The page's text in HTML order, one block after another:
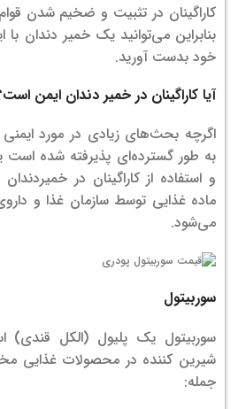
کاراگینان در تثبیت و ضخیم شدن
بنابراین می‌توانید یک خمیر دندان
خود بدست آورید.
آیا کاراگینان در خمیر دندان ایمن
اگرچه بحث‌های زیادی در مورد ایمنی
به طور گسترده‌ای پذیرفته شده
و استفاده از کاراگینان در
ماده غذایی توسط سازمان غذا و
می‌شود.
سوربیتول
سوربیتول یک پلیول (الکل قندی)
شیرین کننده در محصولات غذایی
جمله: